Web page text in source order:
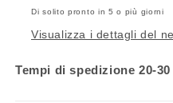
Di solito pronto in 5 o più giorni
Visualizza i dettagli del
Tempi di spedizione 20-